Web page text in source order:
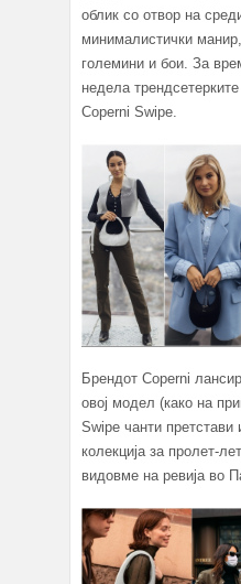
облик со отвор на
минималистички
големини и бои. За
недела
Coperni Swipe.
Брендот Coperni
овој модел (како на
Swipe чанти претстави
колекција за пролет-
видовме на ревија во